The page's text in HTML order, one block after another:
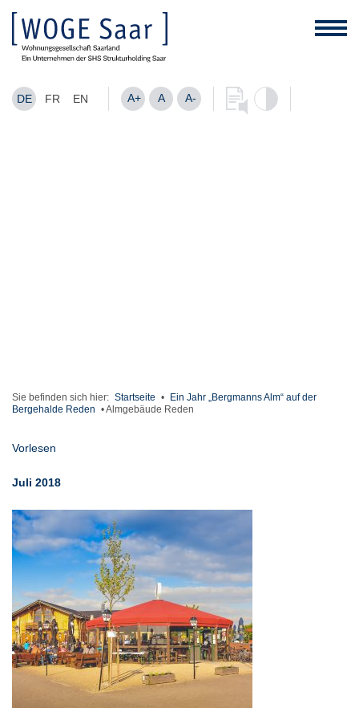
DE FR EN A+ A A-
Sie befinden sich hier: Startseite •
Ein Jahr „Bergmanns Alm“ auf der
Bergehalde Reden •Almgebäude Reden
Vorlesen
Juli 2018